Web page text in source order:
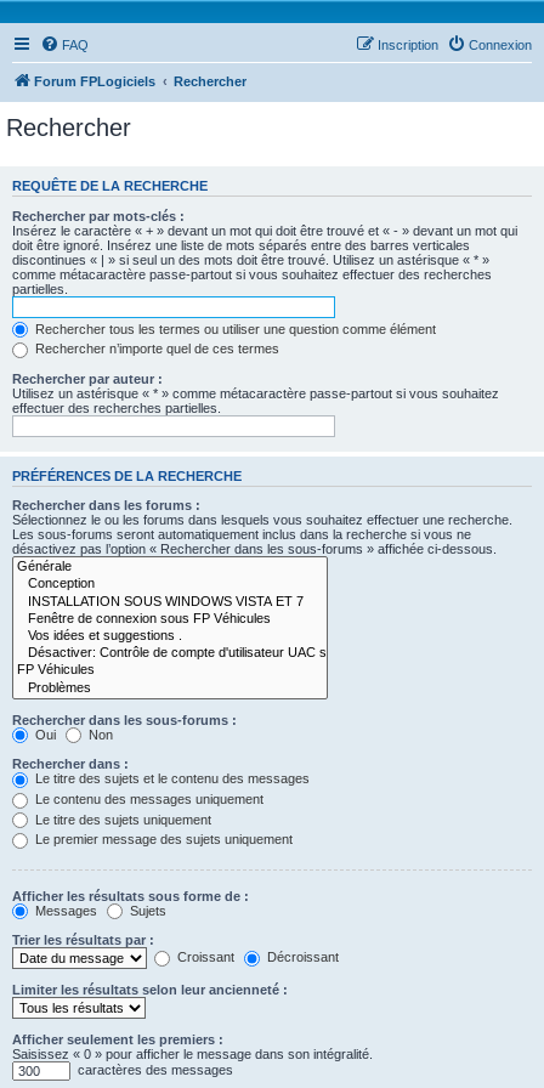
FAQ Connexion
Inscription
Forum FPLogiciels Rechercher
Rechercher
REQUÊTE DE LA RECHERCHE
Rechercher par mots-clés :
Insérez le caractère « + » devant un mot qui doit être trouvé et « - » devant un mot qui
doit être ignoré. Insérez une liste de mots séparés entre des barres verticales
discontinues « | » si seul un des mots doit être trouvé. Utilisez un astérisque « * »
comme métacaractère passe-partout si vous souhaitez effectuer des recherches
partielles.
Rechercher tous les termes ou utiliser une question comme élément
Rechercher n’importe quel de ces termes
Rechercher par auteur :
Utilisez un astérisque « * » comme métacaractère passe-partout si vous souhaitez
effectuer des recherches partielles.
PRÉFÉRENCES DE LA RECHERCHE
Rechercher dans les forums :
Sélectionnez le ou les forums dans lesquels vous souhaitez effectuer une recherche.
Les sous-forums seront automatiquement inclus dans la recherche si vous ne
désactivez pas l’option « Rechercher dans les sous-forums » affichée ci-dessous.
Rechercher dans les sous-forums :
Oui
Non
Rechercher dans :
Le titre des sujets et le contenu des messages
Le contenu des messages uniquement
Le titre des sujets uniquement
Le premier message des sujets uniquement
Afficher les résultats sous forme de :
Messages
Sujets
Trier les résultats par :
Croissant
Décroissant
Limiter les résultats selon leur ancienneté :
Afficher seulement les premiers :
Saisissez « 0 » pour afficher le message dans son intégralité.
caractères des messages